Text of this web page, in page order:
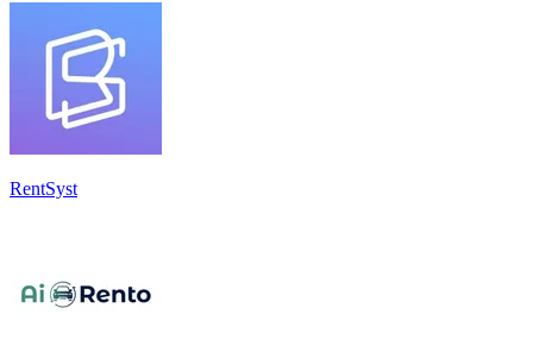
RentSyst